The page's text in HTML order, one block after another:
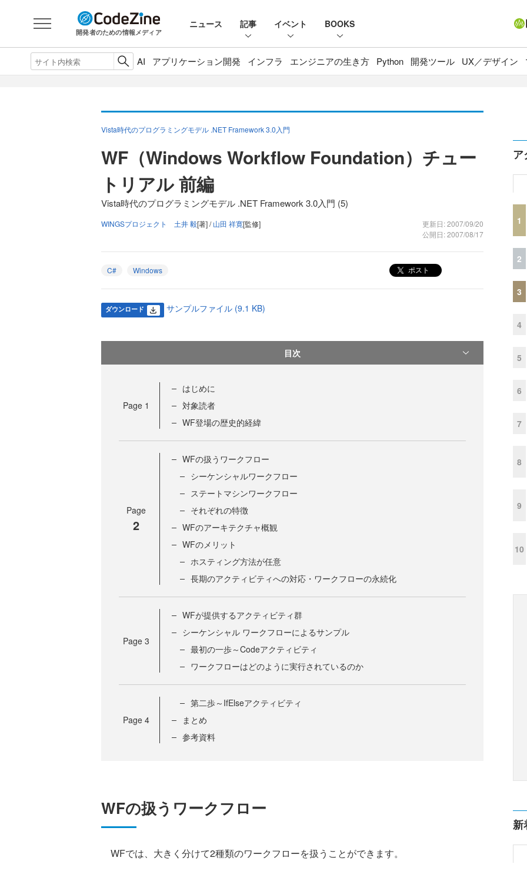
開発者のための情報メディア
ニュース 記事 イベント BOOKS
AI アプリケーション開発 インフラ エンジニアの生き方 Python 開発ツール UX／デザイン
Vista時代のプログラミングモデル .NET Framework 3.0入門
WF（Windows Workflow Foundation）チュー
トリアル 前編
Vista時代のプログラミングモデル .NET Framework 3.0入門 (5)
WINGSプロジェクト 土井 毅[著] /山田 祥寛[監修]
更新日: 2007/09/20
公開日: 2007/08/17
C# Windows ポスト
ダウンロード サンプルファイル (9.1 KB)
目次
Page 1
はじめに
対象読者
WF登場の歴史的経緯
Page
2
WFの扱うワークフロー
シーケンシャルワークフロー
ステートマシンワークフロー
それぞれの特徴
WFのアーキテクチャ概観
WFのメリット
ホスティング方法が任意
長期のアクティビティへの対応・ワークフローの永続化
Page 3
WFが提供するアクティビティ群
シーケンシャル ワークフローによるサンプル
最初の一歩～Codeアクティビティ
ワークフローはどのように実行されているのか
Page 4
第二歩～IfElseアクティビティ
まとめ
参考資料
WFの扱うワークフロー
WFでは、大きく分けて2種類のワークフローを扱うことができます。
ア
1
2
3
4
5
6
7
8
9
10
新